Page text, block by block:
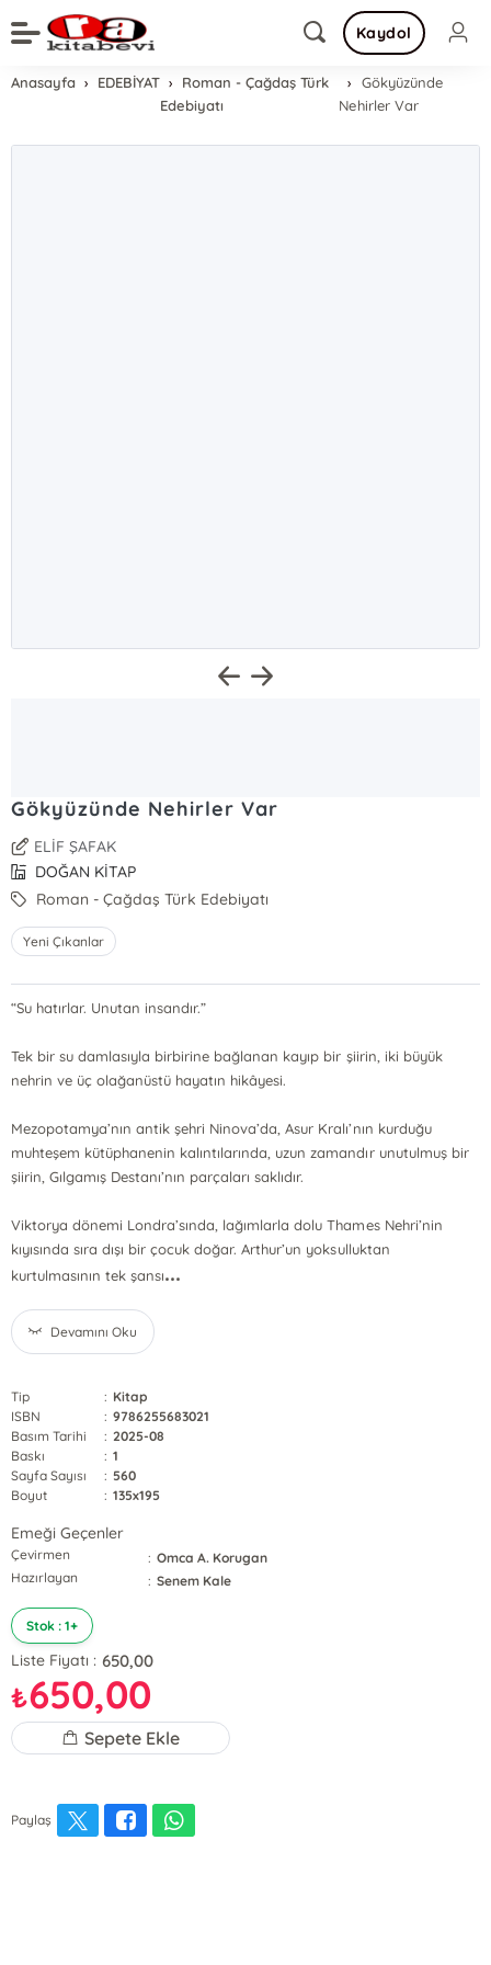
Kaydol
Anasayfa EDEBİYAT
Roman - Çağdaş Türk
Edebiyatı
Gökyüzünde
Nehirler Var
Gökyüzünde Nehirler Var
ELİF ŞAFAK
DOĞAN KİTAP
Roman - Çağdaş Türk Edebiyatı
Yeni Çıkanlar
“Su hatırlar. Unutan insandır.”
Tek bir su damlasıyla birbirine bağlanan kayıp bir şiirin, iki büyük
nehrin ve üç olağanüstü hayatın hikâyesi.
Mezopotamya’nın antik şehri Ninova’da, Asur Kralı’nın kurduğu
muhteşem kütüphanenin kalıntılarında, uzun zamandır unutulmuş bir
şiirin, Gılgamış Destanı’nın parçaları saklıdır.
Viktorya dönemi Londra’sında, lağımlarla dolu Thames Nehri’nin
kıyısında sıra dışı bir çocuk doğar. Arthur’un yoksulluktan
kurtulmasının tek şansı...
Devamını Oku
Tip : Kitap
ISBN
: 9786255683021
Basım Tarihi
: 2025-08
Baskı
: 1
Sayfa Sayısı
: 560
Boyut
: 135x195
Emeği Geçenler
Çevirmen : Omca A. Korugan
Hazırlayan
: Senem Kale
Stok : 1+
Liste Fiyatı : 650,00
₺650,00
Sepete Ekle
Paylaş